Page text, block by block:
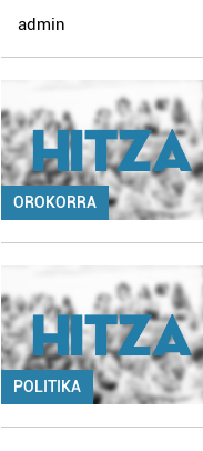
admin
OROKORRA
POLITIKA